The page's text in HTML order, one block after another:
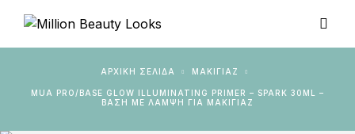
ΑΡΧΙΚΉ ΣΕΛΊΔΑ ΜΑΚΙΓΙΑΖ
MUA PRO/BASE GLOW ILLUMINATING PRIMER – SPARK 30ML –
ΒΆΣΗ ΜΕ ΛΆΜΨΗ ΓΙΑ ΜΑΚΙΓΙΆΖ